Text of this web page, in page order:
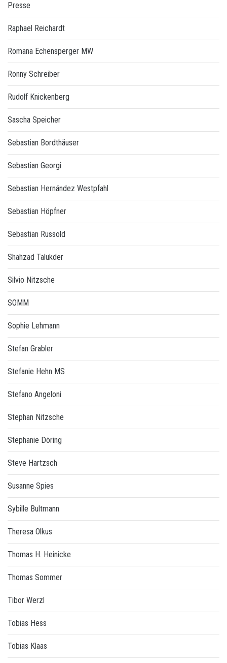
Presse
Raphael Reichardt
Romana Echensperger MW
Ronny Schreiber
Rudolf Knickenberg
Sascha Speicher
Sebastian Bordthäuser
Sebastian Georgi
Sebastian Hernández Westpfahl
Sebastian Höpfner
Sebastian Russold
Shahzad Talukder
Silvio Nitzsche
SOMM
Sophie Lehmann
Stefan Grabler
Stefanie Hehn MS
Stefano Angeloni
Stephan Nitzsche
Stephanie Döring
Steve Hartzsch
Susanne Spies
Sybille Bultmann
Theresa Olkus
Thomas H. Heinicke
Thomas Sommer
Tibor Werzl
Tobias Hess
Tobias Klaas